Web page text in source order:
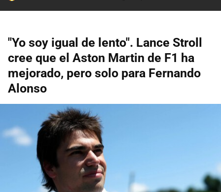
"Yo soy igual de lento". Lance Stroll
cree que el Aston Martin de F1 ha
mejorado, pero solo para Fernando
Alonso